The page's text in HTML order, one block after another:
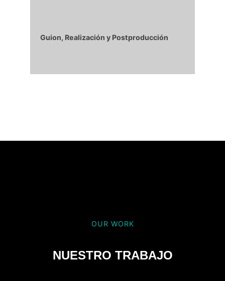
Guion, Realización y Postproducción
OUR WORK
NUESTRO TRABAJO